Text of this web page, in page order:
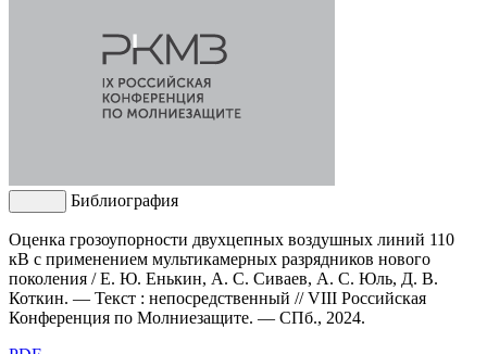
Библиография
Оценка грозоупорности двухцепных воздушных линий 110
кВ с применением мультикамерных разрядников нового
поколения / Е. Ю. Енькин, А. С. Сиваев, А. С. Юль, Д. В.
Коткин. — Текст : непосредственный // VIII Российская
Конференция по Молниезащите. — СПб., 2024.